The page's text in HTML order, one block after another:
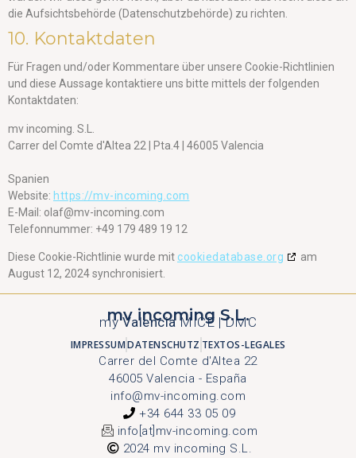
die Aufsichtsbehörde (Datenschutzbehörde) zu richten.
10. Kontaktdaten
Für Fragen und/oder Kommentare über unsere Cookie-Richtlinien
und diese Aussage kontaktiere uns bitte mittels der folgenden
Kontaktdaten:
mv incoming. S.L.
Carrer del Comte d'Altea 22 | Pta.4 | 46005 Valencia
Spanien
Website: https://mv-incoming.com
E-Mail: olaf@mv-incoming.com
Telefonnummer: +49 179 489 19 12
Diese Cookie-Richtlinie wurde mit cookiedatabase.org
am
August 12, 2024 synchronisiert.
mv incoming S.L.
myValenciaMICE | DMC
IMPRESSUMDATENSCHUTZ TEXTOS-LEGALES
Carrer del Comte d'Altea 22
46005 Valencia - España
info@mv-incoming.com
+34 644 33 05 09
info[at]mv-incoming.com
2024 mv incoming S.L.